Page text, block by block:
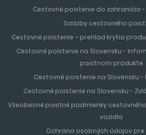
Cestovné poistenie do zahraničia
Sadzby cestovného
Cestovné poistenie – prehlad krytia
Cestovné poistenie na Slovensku -
poistnom produkte
Cestovné poistenie na Slovensku -
Cestovné poistenie na Slovensku -
Všeobecné poistné podmienky
vozidla
Ochrana osobných údajov